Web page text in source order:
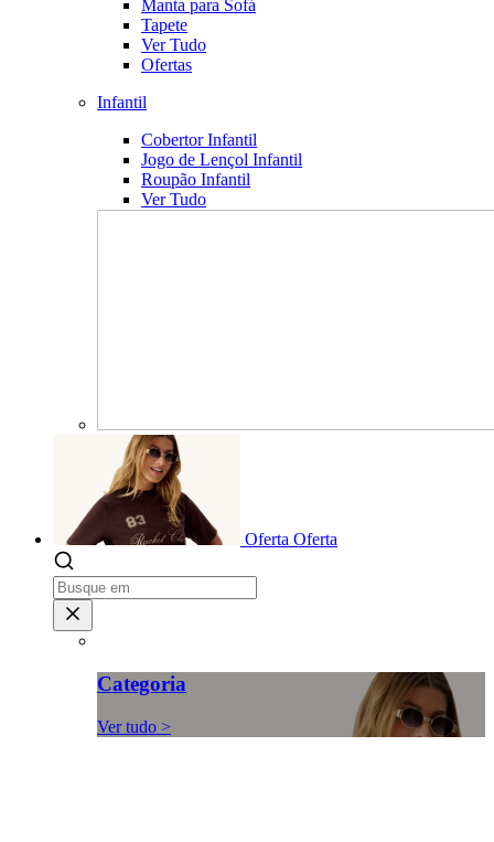
Manta para Sofá
Tapete
Ver Tudo
Ofertas
Infantil
Cobertor Infantil
Jogo de Lençol Infantil
Roupão Infantil
Ver Tudo
Oferta Oferta
Categoria
Ver tudo >